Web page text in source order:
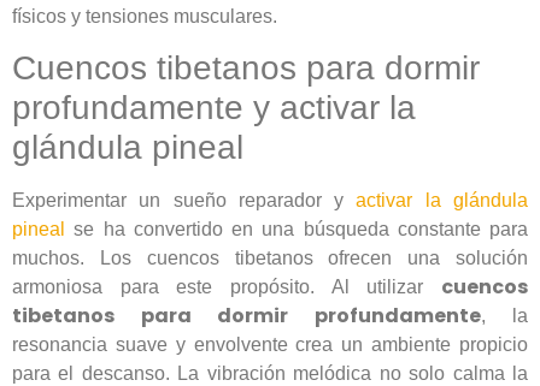
físicos y tensiones musculares.
Cuencos tibetanos para dormir
profundamente y activar la
glándula pineal
Experimentar un sueño reparador yactivar la glándula
pineal
se ha convertido en una búsqueda constante para
muchos. Los cuencos tibetanos ofrecen una solución
armoniosa para este propósito. Al utilizar cuencos
tibetanos para dormir profundamente, la
resonancia suave y envolvente crea un ambiente propicio
para el descanso. La vibración melódica no solo calma la